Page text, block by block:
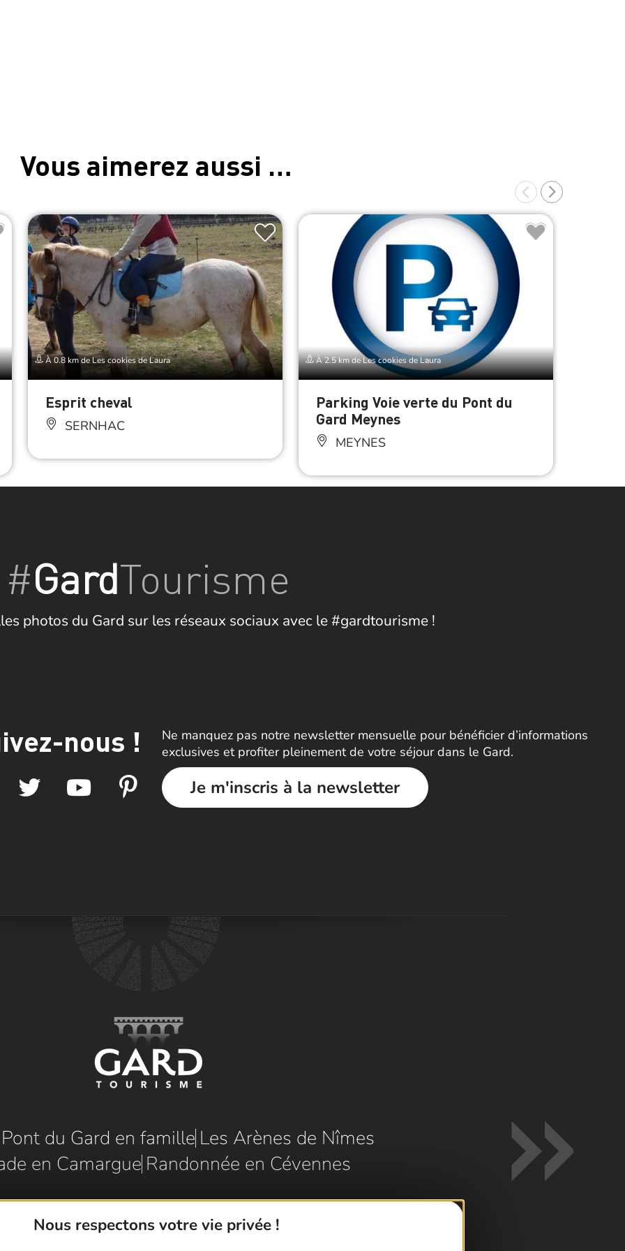
Nous respectons votre vie privée !
Vous aimerez aussi …
À 0.8 km de Les cookies de Laura
Esprit cheval
SERNHAC
À 2.5 km de Les cookies de Laura
Parking Voie verte du Pont du
Gard Meynes
MEYNES
#GardTourisme
photos du Gard sur les réseaux sociaux avec le #gardtourisme !
nous !
Ne manquez pas notre newsletter mensuelle pour bénéficier d’informations
exclusives et profiter pleinement de votre séjour dans le Gard.
Je m'inscris à la newsletter
du Gard en famille Les Arènes de Nîmes
en Camargue Randonnée en Cévennes